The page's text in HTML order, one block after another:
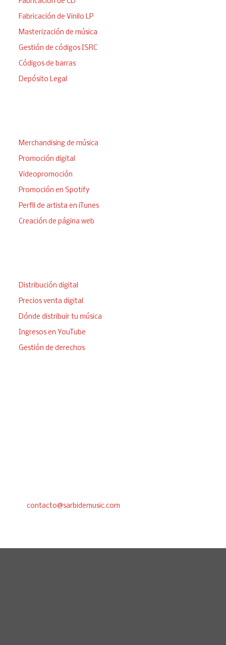
Fabricación de Vinilo LP
Masterización de música
Gestión de códigos ISRC
Códigos de barras
Depósito Legal
Merchandising de música
Promoción digital
Videopromoción
Promoción en Spotify
Perfil de artista en iTunes
Creación de página web
Distribución digital
Precios venta digital
Dónde distribuir tu música
Ingresos en YouTube
Gestión de derechos
contacto@sarbidemusic.com